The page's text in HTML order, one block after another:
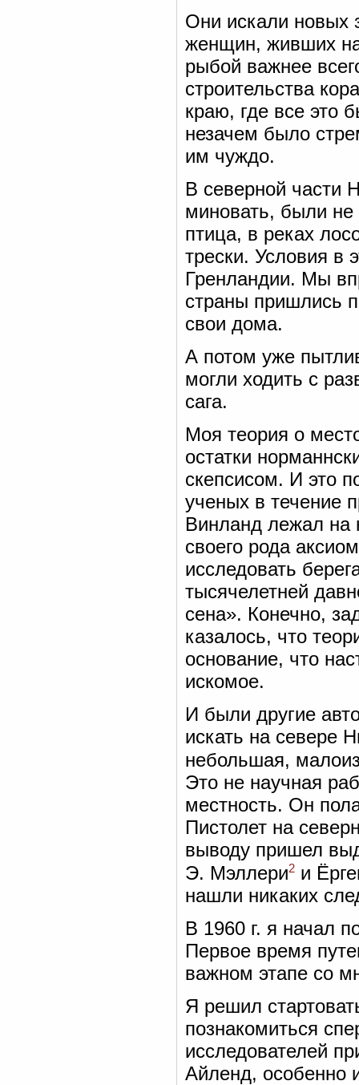
Они искали новых
женщин, живших
рыбой важнее
строительства
краю, где все это
незачем было
им чуждо.
В северной части
миновать, были не
птица, в реках
трески. Условия в
Гренландии. Мы
страны пришлись
свои дома.
А потом уже
могли ходить с
сага.
Моя теория о
остатки
скепсисом. И это
ученых в течение
Винланд лежал на
своего рода
исследовать
тысячелетней
сена». Конечно,
казалось, что
основание, что
искомое.
И были другие
искать на севере
небольшая,
Это не научная
местность. Он
Пистолет на
выводу пришел
Э. Мэллери2 и
нашли никаких
В 1960 г. я начал
Первое время
важном этапе со
Я решил
познакомиться
исследователей
Айленд, особенно